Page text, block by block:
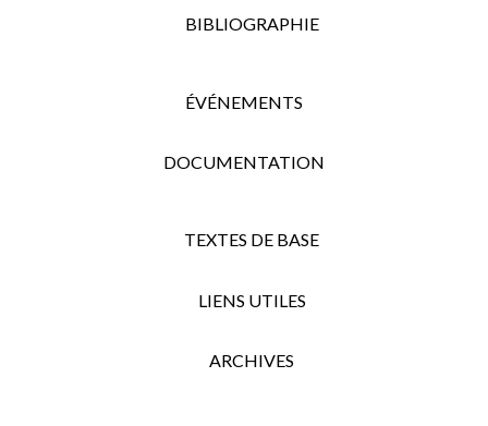
BIBLIOGRAPHIE
ÉVÉNEMENTS
DOCUMENTATION
TEXTES DE BASE
LIENS UTILES
ARCHIVES